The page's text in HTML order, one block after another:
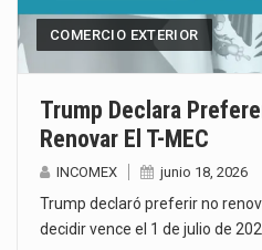
COMERCIO EXTERIOR
Trump Declara
Renovar El T-MEC
INCOMEX junio 18, 2026
Trump declaró preferir no
decidir vence el 1 de julio de